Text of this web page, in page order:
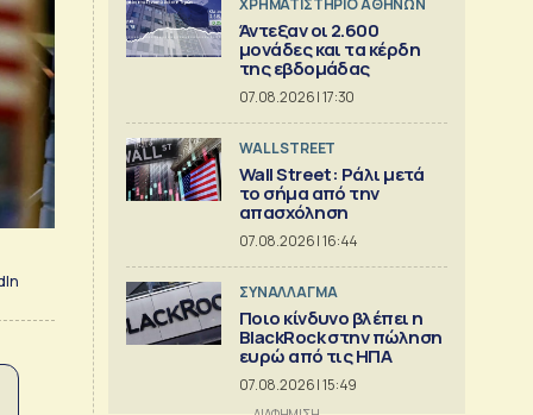
XΡΗΜΑΤΙΣΤΗΡΙΟ ΑΘΗΝΩΝ
Άντεξαν οι 2.600
μονάδες και τα κέρδη
της εβδομάδας
07.08.2026 | 17:30
WALL STREET
Wall Street: Ράλι μετά
το σήμα από την
απασχόληση
07.08.2026 | 16:44
ΣΥΝΑΛΛΑΓΜΑ
Ποιο κίνδυνο βλέπει η
BlackRock στην πώληση
ευρώ από τις ΗΠΑ
07.08.2026 | 15:49